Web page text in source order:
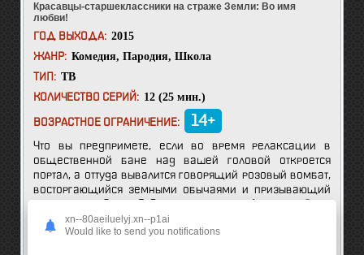
Красавцы-старшеклассники на страже Земли: Во имя
любви!
ГОД ВЫХОДА: 2015
ЖАНР: Комедия, Пародия, Школа
ТИП: ТВ
КОЛИЧЕСТВО СЕРИЙ: 12 (25 мин.)
ВОЗРАСТНОЕ ОГРАНИЧЕНИЕ: 14+
Что вы предпримете, если во время релаксации в
общественной бане над вашей головой откроется
портал, а оттуда вывалится говорящий розовый вомбат,
восторгающийся земными обычаями и призывающий
которыми это недоразумение и произошло, поступили
вполне предсказуемо: поспешили ретироваться и
xn--80aeiluelyj.xn--p1ai
Would like to send you notifications